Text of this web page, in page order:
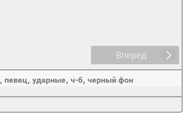
Вперед
, певец, ударные, ч-б, черный фон